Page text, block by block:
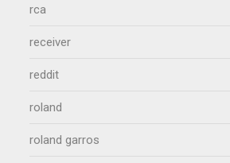
rca
receiver
reddit
roland
roland garros